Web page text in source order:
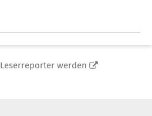
Leserreporter werden